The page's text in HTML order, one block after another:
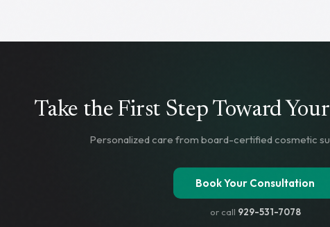
vemos a muchos pacientes que quieren un
Take the First Step Toward
Personalized care from board-certified cosmetic
Book Your Consultation
or call 929-531-7078